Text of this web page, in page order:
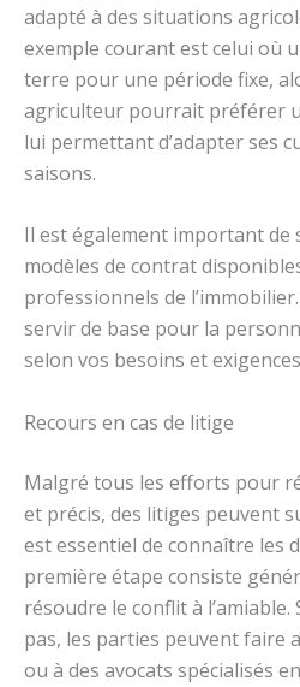
adapté à des situations
exemple courant est celui où
terre pour une période fixe,
agriculteur pourrait préférer
lui permettant d’adapter ses
saisons.
Il est également important de
modèles de contrat
professionnels de
servir de base pour la
selon vos besoins et
Recours en cas de litige
Malgré tous les efforts pour
et précis, des litiges peuvent
est essentiel de connaître les
première étape consiste
résoudre le conflit à
pas, les parties peuvent faire
ou à des avocats spécialisés